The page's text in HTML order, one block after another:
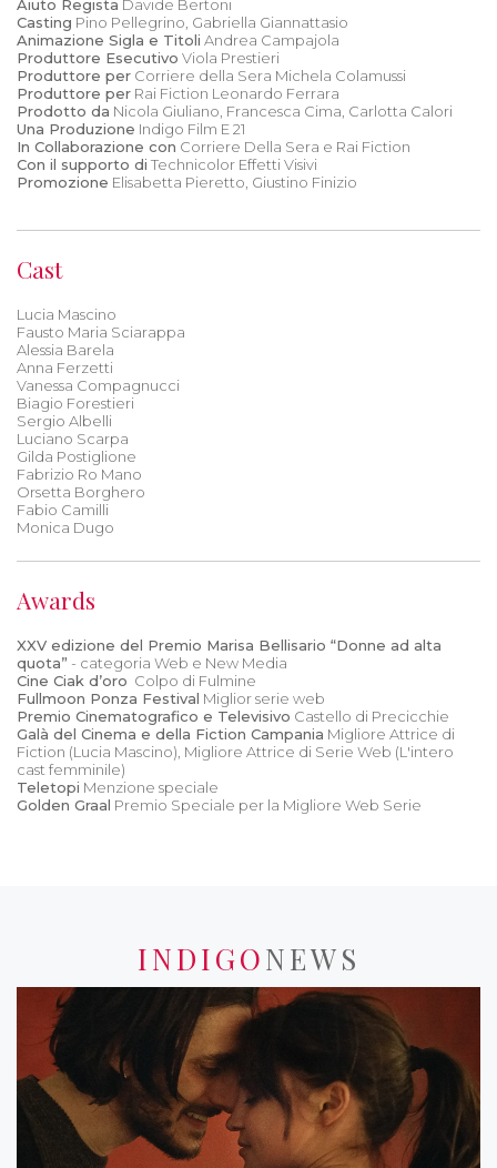
Aiuto Regista Davide Bertoni
Casting Pino Pellegrino, Gabriella Giannattasio
Animazione Sigla e Titoli Andrea Campajola
Produttore Esecutivo Viola Prestieri
Produttore per Corriere della Sera Michela Colamussi
Produttore per Rai Fiction Leonardo Ferrara
Prodotto da Nicola Giuliano, Francesca Cima, Carlotta Calori
Una Produzione Indigo Film E 21
In Collaborazione con Corriere Della Sera e Rai Fiction
Con il supporto di Technicolor Effetti Visivi
Promozione Elisabetta Pieretto, Giustino Finizio
Cast
Lucia Mascino
Fausto Maria Sciarappa
Alessia Barela
Anna Ferzetti
Vanessa Compagnucci
Biagio Forestieri
Sergio Albelli
Luciano Scarpa
Gilda Postiglione
Fabrizio Ro Mano
Orsetta Borghero
Fabio Camilli
Monica Dugo
Awards
XXV edizione del Premio Marisa Bellisario “Donne ad alta
quota” - categoria Web e New Media
Cine Ciak d’oro Colpo di Fulmine
Fullmoon Ponza Festival Miglior serie web
Premio Cinematografico e Televisivo Castello di Precicchie
Galà del Cinema e della Fiction Campania Migliore Attrice di
Fiction (Lucia Mascino), Migliore Attrice di Serie Web (L'intero
cast femminile)
Teletopi Menzione speciale
Golden Graal Premio Speciale per la Migliore Web Serie
INDIGONEWS